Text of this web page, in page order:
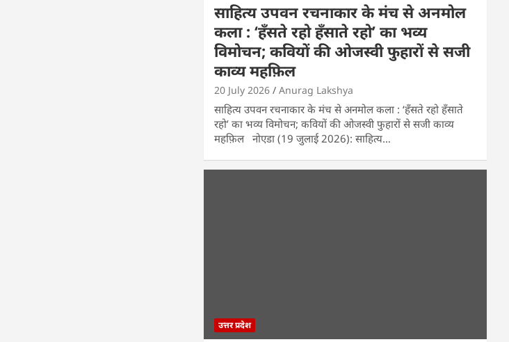
साहित्य उपवन रचनाकार के मंच से अनमोल
कला : ‘हॅंसते रहो हॅंसाते रहो’ का भव्य
विमोचन; कवियों की ओजस्वी फुहारों से सजी
काव्य महफ़िल
20 July 2026 Anurag Lakshya
साहित्य उपवन रचनाकार के मंच से अनमोल कला : ‘हॅंसते रहो हॅंसाते
रहो’ का भव्य विमोचन; कवियों की ओजस्वी फुहारों से सजी काव्य
महफ़िल नोएडा (19 जुलाई 2026): साहित्य…
उत्तर प्रदेश